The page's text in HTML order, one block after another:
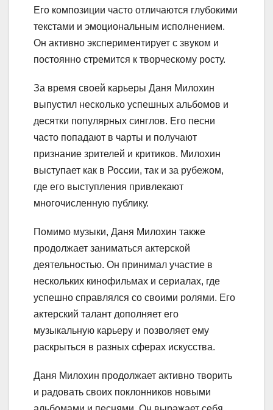
Его композиции часто отличаются глубокими
текстами и эмоциональным исполнением.
Он активно экспериментирует с звуком и
постоянно стремится к творческому росту.
За время своей карьеры Даня Милохин
выпустил несколько успешных альбомов и
десятки популярных синглов. Его песни
часто попадают в чарты и получают
признание зрителей и критиков. Милохин
выступает как в России, так и за рубежом,
где его выступления привлекают
многочисленную публику.
Помимо музыки, Даня Милохин также
продолжает заниматься актерской
деятельностью. Он принимал участие в
нескольких кинофильмах и сериалах, где
успешно справлялся со своими ролями. Его
актерский талант дополняет его
музыкальную карьеру и позволяет ему
раскрыться в разных сферах искусства.
Даня Милохин продолжает активно творить
и радовать своих поклонников новыми